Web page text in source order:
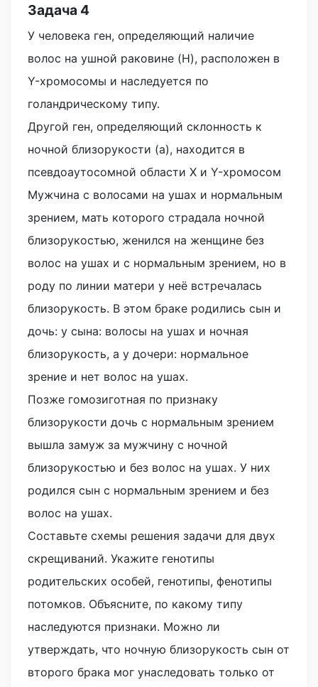
Задача 4
У человека ген, определяющий наличие
волос на ушной раковине (H), расположен в
Y-хромосомы и наследуется по
голандрическому типу.
Другой ген, определяющий склонность к
ночной близорукости (а), находится в
псевдоаутосомной области X и Y-хромосом
Мужчина с волосами на ушах и нормальным
зрением, мать которого страдала ночной
близорукостью, женился на женщине без
волос на ушах и с нормальным зрением, но в
роду по линии матери у неё встречалась
близорукость. В этом браке родились сын и
дочь: у сына: волосы на ушах и ночная
близорукость, а у дочери: нормальное
зрение и нет волос на ушах.
Позже гомозиготная по признаку
близорукости дочь с нормальным зрением
вышла замуж за мужчину с ночной
близорукостью и без волос на ушах. У них
родился сын с нормальным зрением и без
волос на ушах.
Составьте схемы решения задачи для двух
скрещиваний. Укажите генотипы
родительских особей, генотипы, фенотипы
потомков. Объясните, по какому типу
наследуются признаки. Можно ли
утверждать, что ночную близорукость сын от
второго брака мог унаследовать только от